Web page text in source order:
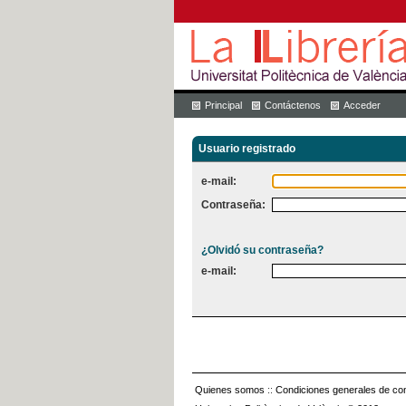
Principal Contáctenos Acceder
Usuario registrado
e-mail:
Contraseña:
¿Olvidó su contraseña?
e-mail:
Quienes somos :: Condiciones generales de